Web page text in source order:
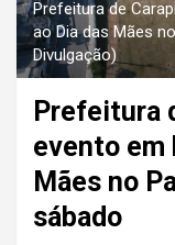
Prefeitura de
ao Dia das Mães
Divulgação)
Prefeitura
evento em
Mães no
sábado